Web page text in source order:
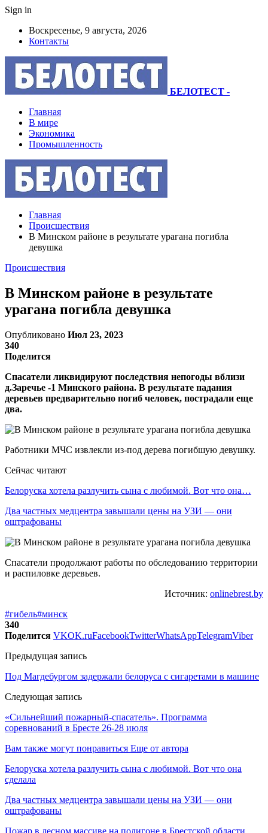
Sign in
Воскресенье, 9 августа, 2026
Контакты
БЕЛОТЕСТ -
Главная
В мире
Экономика
Промышленность
Главная
Происшествия
В Минском районе в результате урагана погибла
девушка
Происшествия
В Минском районе в результате
урагана погибла девушка
Опубликовано Июл 23, 2023
340
Поделится
Спасатели ликвидируют последствия непогоды вблизи
д.Заречье -1 Минского района. В результате падания
деревьев предварительно погиб человек, пострадали еще
два.
Работники МЧС извлекли из-под дерева погибшую девушку.
Сейчас читают
Белоруска хотела разлучить сына с любимой. Вот что она…
Два частных медцентра завышали цены на УЗИ — они
оштрафованы
Спасатели продолжают работы по обследованию территории
и распиловке деревьев.
Источник: onlinebrest.by
#гибель#минск
340
Поделится VKOK.ruFacebookTwitterWhatsAppTelegramViber
Предыдущая запись
Под Магдебургом задержали белоруса с сигаретами в машине
Следующая запись
«Сильнейший пожарный-спасатель». Программа
соревнований в Бресте 26-28 июля
Вам также могут понравиться Еще от автора
Белоруска хотела разлучить сына с любимой. Вот что она
сделала
Два частных медцентра завышали цены на УЗИ — они
оштрафованы
Пожар в лесном массиве на полигоне в Брестской области